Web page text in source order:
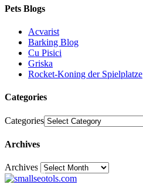
Pets Blogs
Acvarist
Barking Blog
Cu Pisici
Griska
Rocket-Koning der Spielplatze
Categories
Categories
Archives
Archives30